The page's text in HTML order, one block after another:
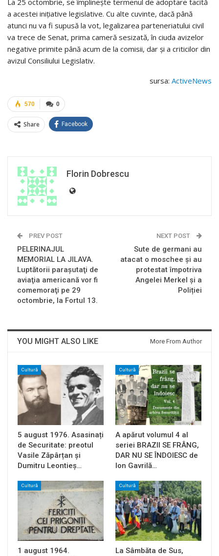
a acestei inițiative legislative. Cu alte cuvinte, dacă până
atunci nu va fi supusă la vot, legalizarea parteneriatului civil
va trece de Senat, prima cameră sesizată, în ciuda avizelor
negative primite până acum de la comisii, dar și a criticilor din
avizul Consiliului Legislativ.
sursa: ActiveNews
0
570
Share Facebook
Florin Dobrescu
PREV POST
PELERINAJUL
MEMORIAL LA JILAVA.
Luptătorii paraşutaţi de
aviaţia americană vor fi
comemoraţi pe 29
octombrie, la Fortul 13.
NEXT POST
Sute de germani au
atacat o moschee și au
protestat împotriva
Angelei Merkel și a
Poliției
YOU MIGHT ALSO LIKE More From Author
Cultură
5 august 1976. Asasinați
de Securitate: preotul
Vasile Zăpârțan și
Dumitru Leontieș…
Cultură
A apărut volumul 4 al
seriei BRAZII SE FRÂNG,
DAR NU SE ÎNDOIESC de
Ion Gavrilă…
Cultură
1 august 1964.
Cultură
La Sâmbăta de Sus,